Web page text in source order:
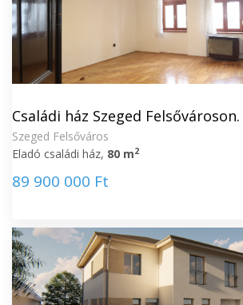
Családi ház Szeged Felsővároson.
Szeged Felsőváros
Eladó családi ház, 80 m2
89 900 000 Ft